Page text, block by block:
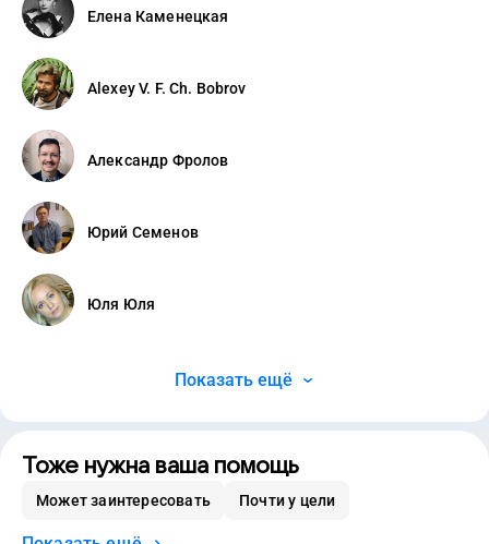
Елена Каменецкая
Alexey V. F. Ch. Bobrov
Александр Фролов
Юрий Семенов
Юля Юля
Показать ещё
Тоже нужна ваша помощь
Может заинтересовать Почти у цели